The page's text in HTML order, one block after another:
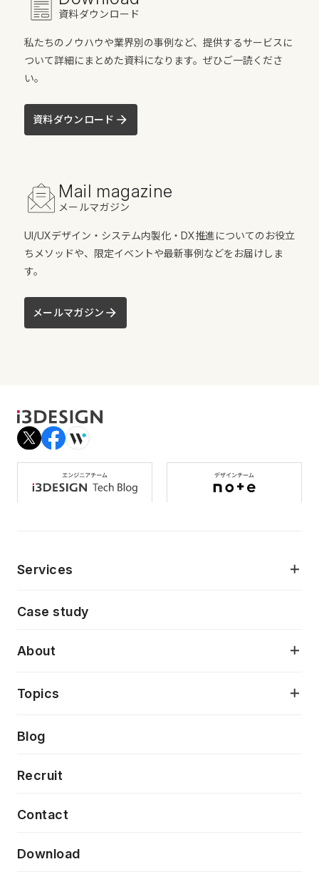
資料ダウンロード
私たちのノウハウや業界別の事例など、提供するサービスに
ついて詳細にまとめた資料になります。ぜひご一読くださ
い。
資料ダウンロード
Mail magazine
メールマガジン
UI/UXデザイン・システム内製化・DX推進についてのお役立
ちメソッドや、限定イベントや最新事例などをお届けしま
す。
メールマガジン
Services
AI駆動開発支援
モダナイゼーション
特徴量エンジニアリングと生成AI
フロントエンド開発
Case study
About
当社が目指しているもの
Topics
Press release
News
Event/Seminer
Blog
Recruit
Contact
Download